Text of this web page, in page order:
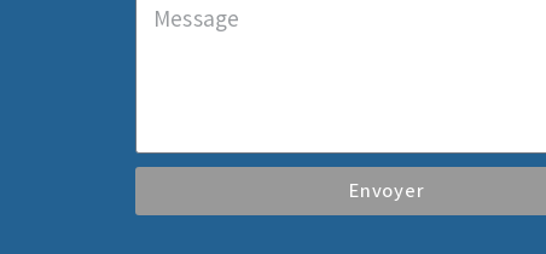
Envoyer